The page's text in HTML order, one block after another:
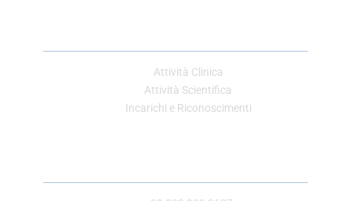
Attività Clinica
Attività Scientifica
Incarichi e Riconoscimenti